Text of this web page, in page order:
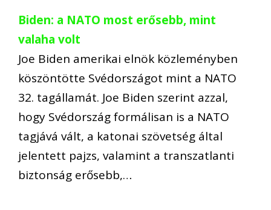
Biden: a NATO most erősebb, mint
valaha volt
Joe Biden amerikai elnök közleményben
köszöntötte Svédországot mint a NATO
32. tagállamát. Joe Biden szerint azzal,
hogy Svédország formálisan is a NATO
tagjává vált, a katonai szövetség által
jelentett pajzs, valamint a transzatlanti
biztonság erősebb,…